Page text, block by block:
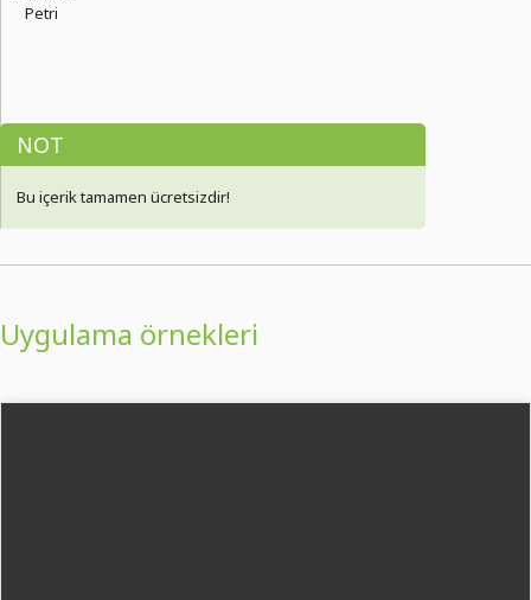
Petri
NOT
Bu içerik tamamen ücretsizdir!
Uygulama örnekleri